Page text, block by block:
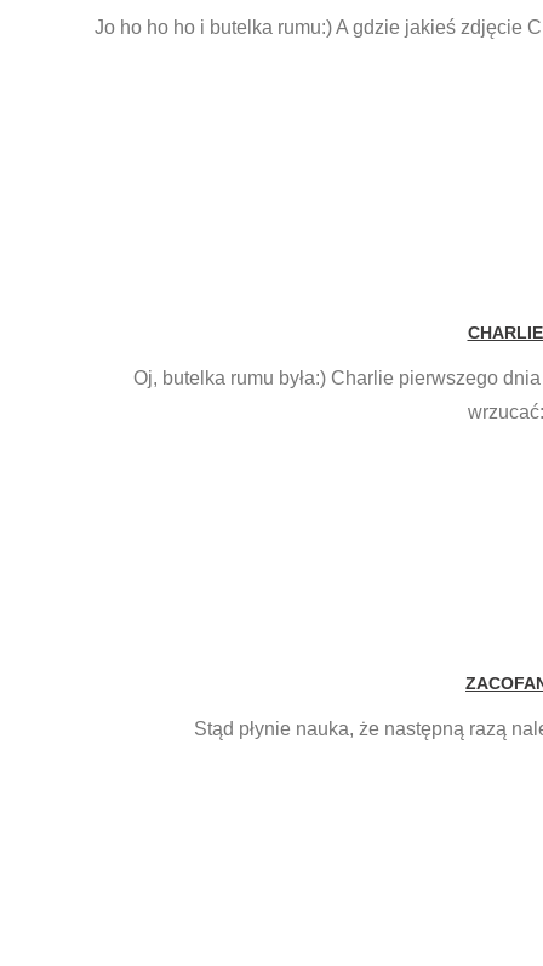
Jo ho ho ho i butelka rumu:) A gdzie jakieś zdjęcie
Oj, butelka rumu była:) Charlie pierwszego
Stąd płynie nauka, że następną razą